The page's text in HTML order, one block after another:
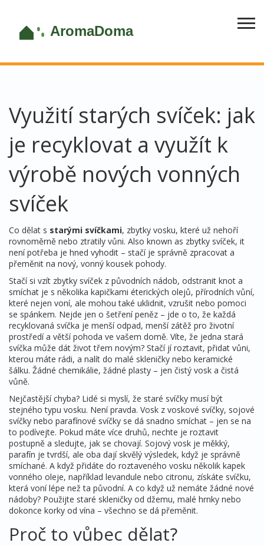
Využití starých svíček: jak
je recyklovat a využít k
výrobě nových vonných
svíček
Co dělat s starými svíčkami, zbytky vosku, které už nehoří
rovnoměrně nebo ztratily vůni. Also known as zbytky svíček, it
není potřeba je hned vyhodit – stačí je správně zpracovat a
přeměnit na nový, vonný kousek pohody.
Stačí si vzít zbytky svíček z původních nádob, odstranit knot a
smíchat je s několika kapičkami éterických olejů, přírodních vůní,
které nejen voní, ale mohou také uklidnit, vzrušit nebo pomoci
se spánkem. Nejde jen o šetření peněz – jde o to, že každá
recyklovaná svíčka je menší odpad, menší zátěž pro životní
prostředí a větší pohoda ve vašem domě. Víte, že jedna stará
svíčka může dát život třem novým? Stačí jí roztavit, přidat vůni,
kterou máte rádi, a nalít do malé skleničky nebo keramické
šálku. Žádné chemikálie, žádné plasty – jen čistý vosk a čistá
vůně.
Nejčastější chyba? Lidé si myslí, že staré svíčky musí být
stejného typu vosku. Není pravda. Vosk z voskové svíčky, sojové
svíčky nebo parafínové svíčky se dá snadno smíchat – jen se na
to podívejte. Pokud máte více druhů, nechte je roztavit
postupně a sledujte, jak se chovají. Sojový vosk je měkký,
parafín je tvrdší, ale oba dají skvělý výsledek, když je správně
smíchané. A když přidáte do roztaveného vosku několik kapek
vonného oleje, například levandule nebo citronu, získáte svíčku,
která voní lépe než ta původní. A co když už nemáte žádné nové
nádoby? Použijte staré skleničky od džemu, malé hrnky nebo
dokonce korky od vína – všechno se dá přeměnit.
Proč to vůbec dělat?